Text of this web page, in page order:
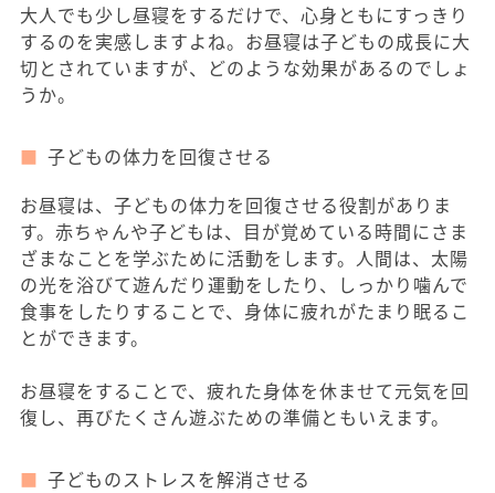
大人でも少し昼寝をするだけで、心身ともにすっきり
するのを実感しますよね。お昼寝は子どもの成長に大
切とされていますが、どのような効果があるのでしょ
うか。
子どもの体力を回復させる
お昼寝は、子どもの体力を回復させる役割がありま
す。赤ちゃんや子どもは、目が覚めている時間にさま
ざまなことを学ぶために活動をします。人間は、太陽
の光を浴びて遊んだり運動をしたり、しっかり噛んで
食事をしたりすることで、身体に疲れがたまり眠るこ
とができます。
お昼寝をすることで、疲れた身体を休ませて元気を回
復し、再びたくさん遊ぶための準備ともいえます。
子どものストレスを解消させる